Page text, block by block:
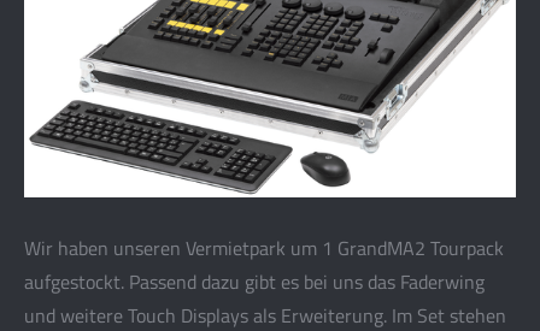
Wir haben unseren Vermietpark um 1 GrandMA2 Tourpack
aufgestockt. Passend dazu gibt es bei uns das Faderwing
und weitere Touch Displays als Erweiterung. Im Set stehen